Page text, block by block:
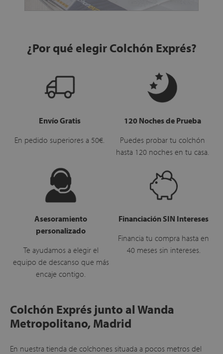
¿Por qué elegir Colchón Exprés?
Envío Gratis
En pedido superiores a 50€.
120 Noches de Prueba
Puedes probar tu colchón
hasta 120 noches en tu casa.
Asesoramiento
personalizado
Te ayudamos a elegir el
equipo de descanso que más
encaje contigo.
Financiación SIN Intereses
Financia tu compra hasta en
40 meses sin intereses.
Colchón Exprés junto al Wanda
Metropolitano, Madrid
En nuestra tienda de colchones situada a pocos metros del